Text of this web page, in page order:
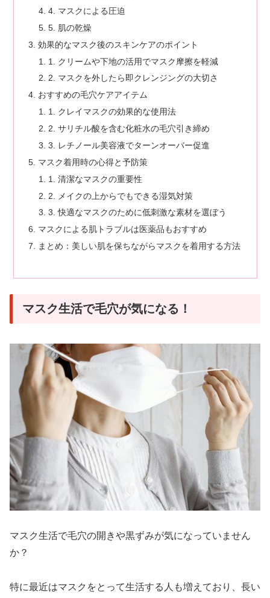
4. マスクによる圧迫
5. 肌の乾燥
効果的なマスク後のスキンケアのポイント
1. クリームや下地の活用でマスク摩擦を軽減
2. マスクを外したら即クレンジングの大切さ
おすすめの毛穴ケアアイテム
1. クレイマスクの効果的な使用法
2. サリチル酸を含む化粧水の毛穴引き締め
3. レチノール美容液でターンオーバー促進
マスク着用時の心得と予防策
1. 清潔なマスクの重要性
2. メイクの上からでもできる湿気対策
3. 快適なマスクのために低刺激な素材を選ぼう
マスクによる肌トラブルは医薬品もおすすめ
まとめ：美しい肌を保ちながらマスクを着用する方法
マスク生活で毛穴が気になる！
マスク生活で毛穴の開きや黒ずみが気になっていません
か？
特に最近はマスクをとって生活する人も増えており、長い